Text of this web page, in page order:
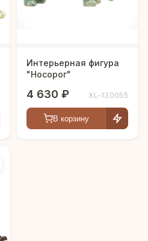
Интерьерная фигура
"Носорог"
4 630 ₽ XL-130055
В корзину